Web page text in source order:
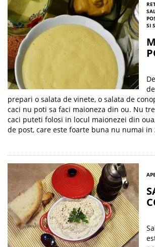
SI
prepari o salata de vinete, o salata de
caci nu poti sa faci maioneza din ou. Nu
caci puteti folosi in locul maionezei din
de post, care este foarte buna nu numai